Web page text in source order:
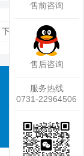
下一页
售前咨询
售后咨询
服务热线
0731-22964506